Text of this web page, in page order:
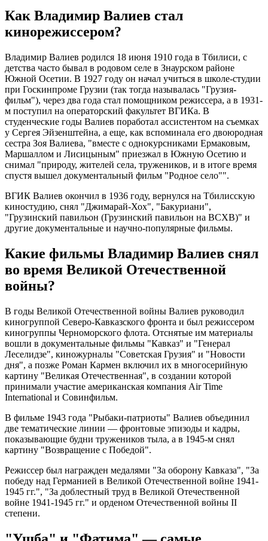
Как Владимир Валиев стал
кинорежиссером?
Владимир Валиев родился 18 июня 1910 года в Тбилиси, с
детства часто бывал в родовом селе в Знаурском районе
Южной Осетии. В 1927 году он начал учиться в школе-студии
при Госкинпроме Грузии (так тогда называлась "Грузия-
фильм"), через два года стал помощником режиссера, а в 1931-
м поступил на операторский факультет ВГИКа. В
студенческие годы Валиев поработал ассистентом на съемках
у Сергея Эйзенштейна, а еще, как вспоминала его двоюродная
сестра Зоя Валиева, "вместе с однокурсниками Ермаковым,
Маршаллом и Лисицыным" приезжал в Южную Осетию и
снимал "природу, жителей села, тружеников, и в итоге время
спустя вышел документальный фильм "Родное село"".
ВГИК Валиев окончил в 1936 году, вернулся на Тбилисскую
киностудию, снял "Джимарай-Хох", "Бакуриани",
"Грузинский павильон (Грузинский павильон на ВСХВ)" и
другие документальные и научно-популярные фильмы.
Какие фильмы Владимир Валиев снял
во время Великой Отечественной
войны?
В годы Великой Отечественной войны Валиев руководил
киногруппой Северо-Кавказского фронта и был режиссером
киногруппы Черноморского флота. Отснятые им материалы
вошли в документальные фильмы "Кавказ" и "Генерал
Леселидзе", киножурналы "Советская Грузия" и "Новости
дня", а позже Роман Кармен включил их в многосерийную
картину "Великая Отечественная", в создании которой
принимали участие американская компания Air Time
International и Совинфильм.
В фильме 1943 года "Рыбаки-патриоты" Валиев объединил
две тематические линии — фронтовые эпизоды и кадры,
показывающие будни тружеников тыла, а в 1945-м снял
картину "Возвращение с Победой".
Режиссер был награжден медалями "За оборону Кавказа", "За
победу над Германией в Великой Отечественной войне 1941-
1945 гг.", "За доблестный труд в Великой Отечественной
войне 1941-1945 гг." и орденом Отечественной войны II
степени.